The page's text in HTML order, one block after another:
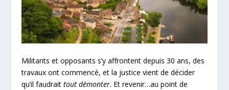
Militants et opposants s’y affrontent depuis 30 ans, des
travaux ont commencé, et la justice vient de décider
qu’il faudraittout démonter. Et revenir…au point de